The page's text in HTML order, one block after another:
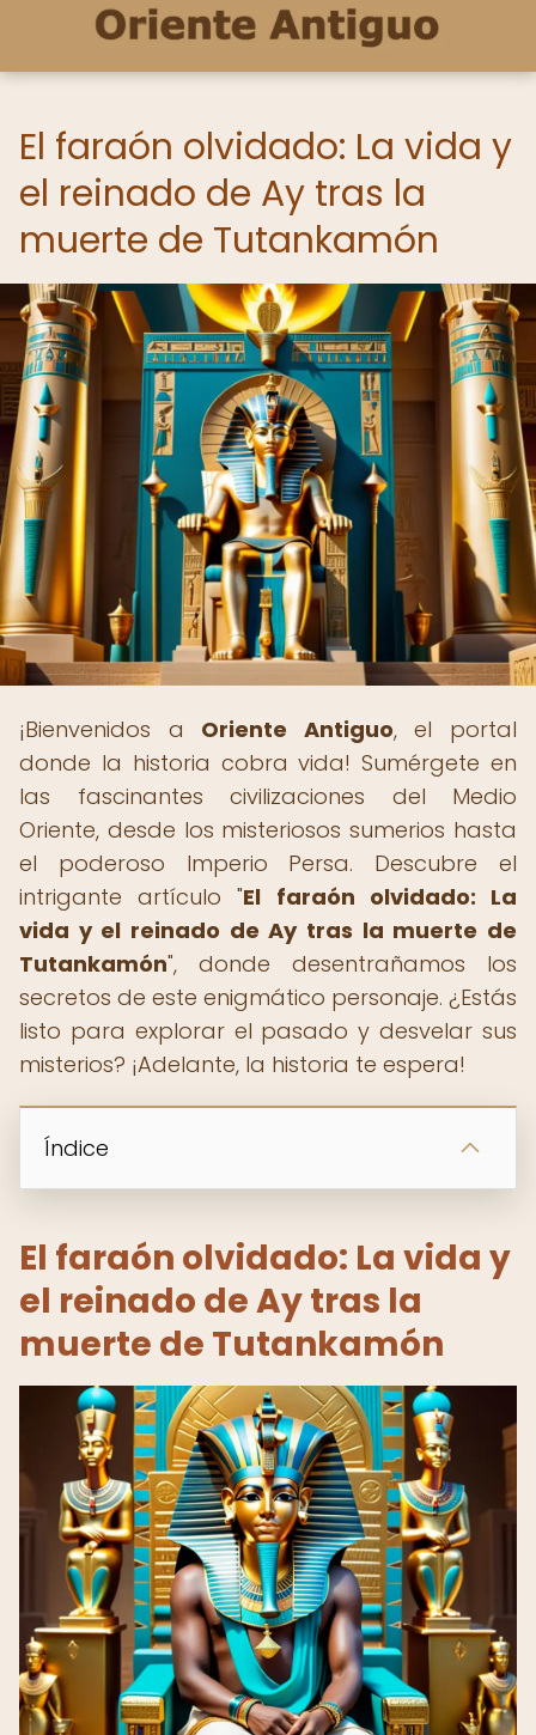
El faraón olvidado: La vida y
el reinado de Ay tras la
muerte de Tutankamón
¡Bienvenidos a Oriente Antiguo, el portal
donde la historia cobra vida! Sumérgete en
las fascinantes civilizaciones del Medio
Oriente, desde los misteriosos sumerios hasta
el poderoso Imperio Persa. Descubre el
intrigante artículo "El faraón olvidado: La
vida y el reinado de Ay tras la muerte de
Tutankamón", donde desentrañamos los
secretos de este enigmático personaje. ¿Estás
listo para explorar el pasado y desvelar sus
misterios? ¡Adelante, la historia te espera!
Índice
El faraón olvidado: La vida y
el reinado de Ay tras la
muerte de Tutankamón